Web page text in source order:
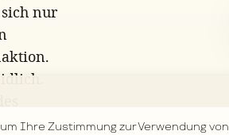
Ihre Zustimmung zur Verwendung von
nur